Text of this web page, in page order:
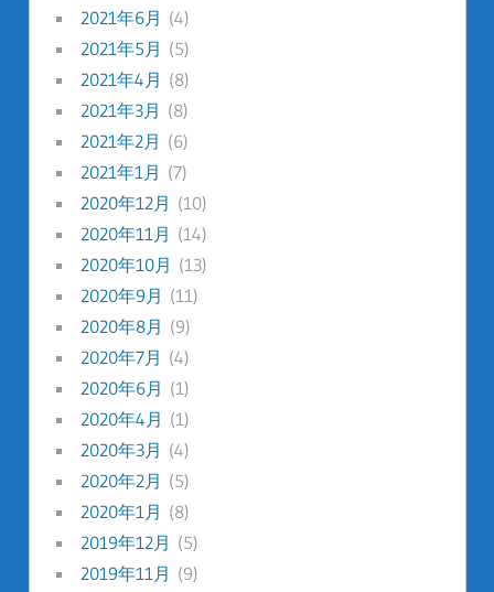
2021年6月 (4)
2021年5月 (5)
2021年4月 (8)
2021年3月 (8)
2021年2月 (6)
2021年1月 (7)
2020年12月 (10)
2020年11月 (14)
2020年10月 (13)
2020年9月 (11)
2020年8月 (9)
2020年7月 (4)
2020年6月 (1)
2020年4月 (1)
2020年3月 (4)
2020年2月 (5)
2020年1月 (8)
2019年12月 (5)
2019年11月 (9)